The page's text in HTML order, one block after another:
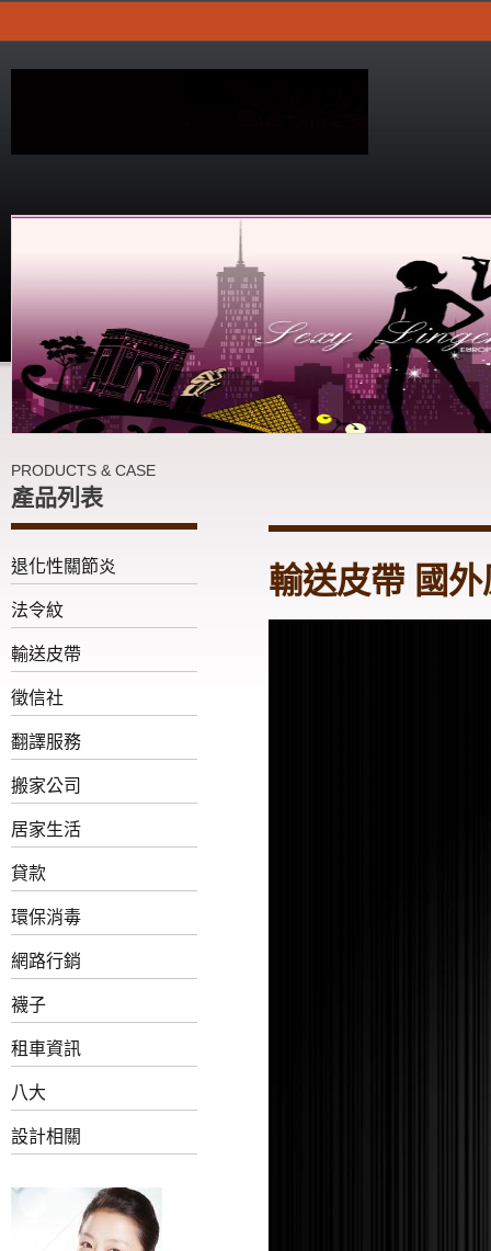
PRODUCTS & CASE
產品列表
退化性關節炎
法令紋
輸送皮帶
徵信社
翻譯服務
搬家公司
居家生活
貸款
環保消毒
網路行銷
襪子
租車資訊
八大
設計相關
輸送皮帶 國